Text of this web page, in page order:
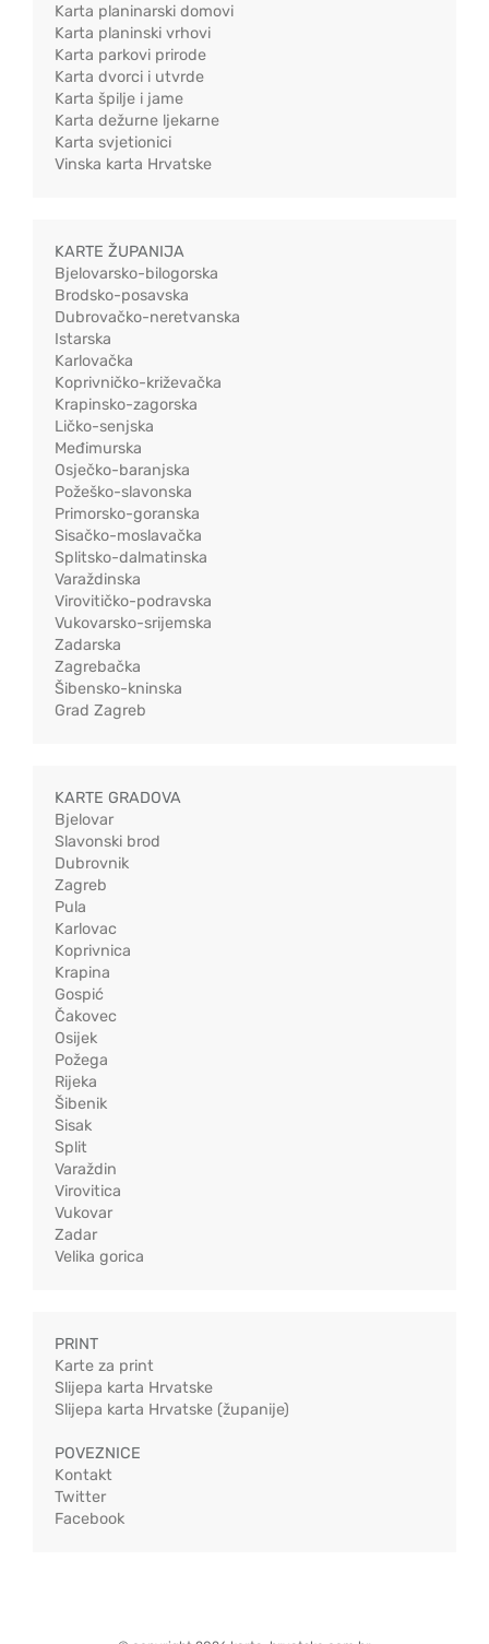
Karta planinarski domovi
Karta planinski vrhovi
Karta parkovi prirode
Karta dvorci i utvrde
Karta špilje i jame
Karta dežurne ljekarne
Karta svjetionici
Vinska karta Hrvatske
KARTE ŽUPANIJA
Bjelovarsko-bilogorska
Brodsko-posavska
Dubrovačko-neretvanska
Istarska
Karlovačka
Koprivničko-križevačka
Krapinsko-zagorska
Ličko-senjska
Međimurska
Osječko-baranjska
Požeško-slavonska
Primorsko-goranska
Sisačko-moslavačka
Splitsko-dalmatinska
Varaždinska
Virovitičko-podravska
Vukovarsko-srijemska
Zadarska
Zagrebačka
Šibensko-kninska
Grad Zagreb
KARTE GRADOVA
Bjelovar
Slavonski brod
Dubrovnik
Zagreb
Pula
Karlovac
Koprivnica
Krapina
Gospić
Čakovec
Osijek
Požega
Rijeka
Šibenik
Sisak
Split
Varaždin
Virovitica
Vukovar
Zadar
Velika gorica
PRINT
Karte za print
Slijepa karta Hrvatske
Slijepa karta Hrvatske (županije)
POVEZNICE
Kontakt
Twitter
Facebook